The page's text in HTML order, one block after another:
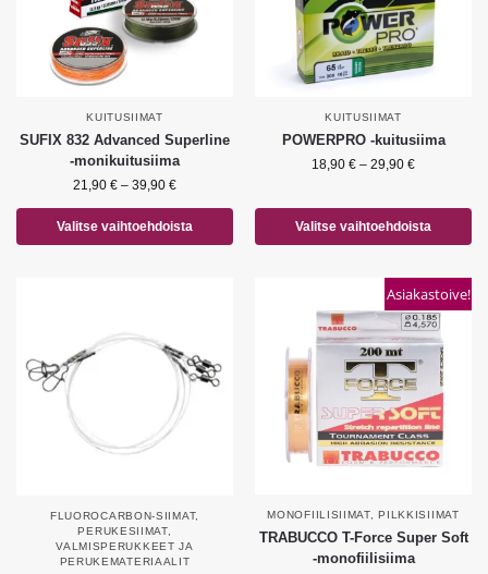
KUITUSIIMAT
SUFIX 832 Advanced Superline
-monikuitusiima
21,90 € – 39,90 €
Valitse vaihtoehdoista
KUITUSIIMAT
POWERPRO -kuitusiima
18,90 € – 29,90 €
Valitse vaihtoehdoista
FLUOROCARBON-SIIMAT,
PERUKESIIMAT,
VALMISPERUKKEET JA
PERUKEMATERIAALIT
Asiakastoive!
MONOFIILISIIMAT,PILKKISIIMAT
TRABUCCO T-Force Super Soft
-monofiilisiima